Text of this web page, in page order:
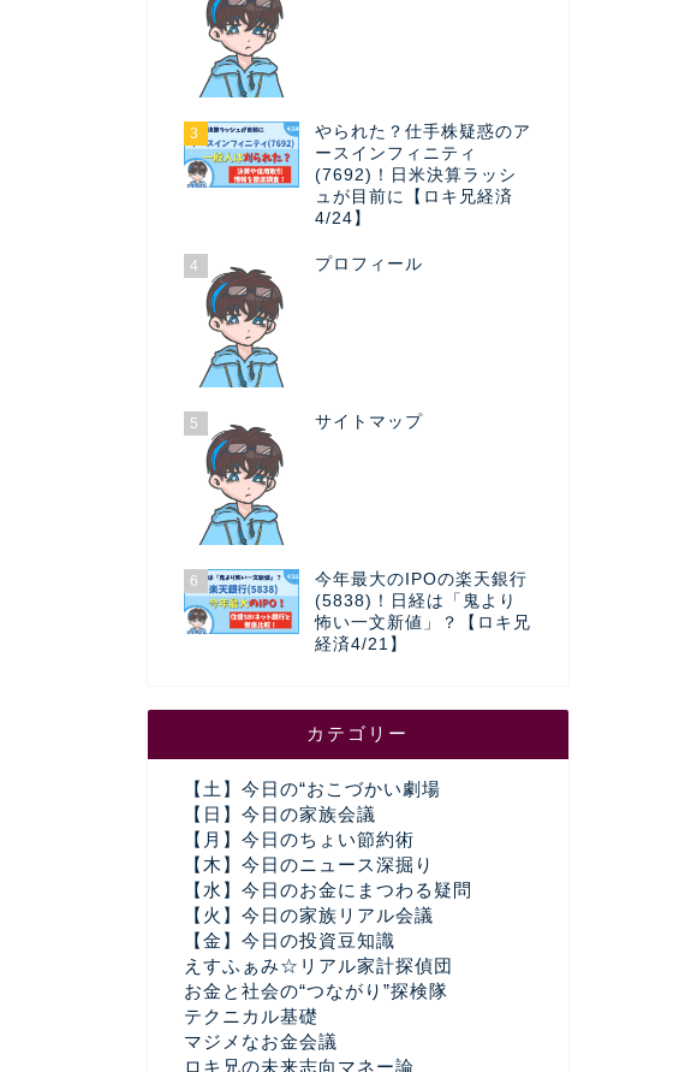
3
やられた？仕手株疑惑のア
ースインフィニティ
(7692)！日米決算ラッシ
ュが目前に【ロキ兄経済
4/24】
4 プロフィール
5 サイトマップ
6
今年最大のIPOの楽天銀行
(5838)！日経は「鬼より
怖い一文新値」？【ロキ兄
経済4/21】
カテゴリー
【土】今日の“おこづかい劇場
【日】今日の家族会議
【月】今日のちょい節約術
【木】今日のニュース深掘り
【水】今日のお金にまつわる疑問
【火】今日の家族リアル会議
【金】今日の投資豆知識
えすふぁみ☆リアル家計探偵団
お金と社会の“つながり”探検隊
テクニカル基礎
マジメなお金会議
ロキ兄の未来志向マネー論